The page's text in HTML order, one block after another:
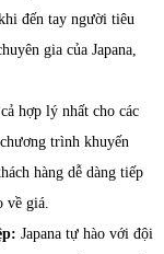
đến tay người tiêu
gia của Japana,
hợp lý nhất cho các
trình khuyến
hàng dễ dàng tiếp
về giá.
Japana tự hào với đội